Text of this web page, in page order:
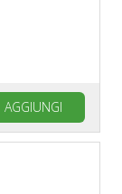
AGGIUNGI